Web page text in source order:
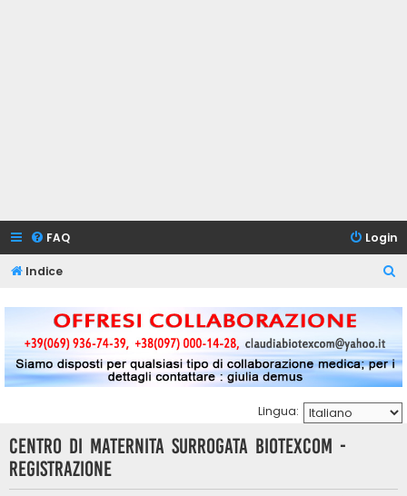
FAQ Login
Indice
a
Lingua:
Centro di Maternita Surrogata BioTexCom -
Registrazione